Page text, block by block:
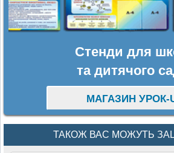
Стенди для
та дитячого
МАГАЗИН УРОК-
ТАКОЖ ВАС МОЖУТЬ